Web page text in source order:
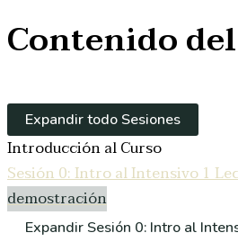
Contenido
Expandir todo Sesiones
Introducción al Curso
Sesión 0: Intro al Intensivo1
demostración
Expandir Sesión 0: Intro al